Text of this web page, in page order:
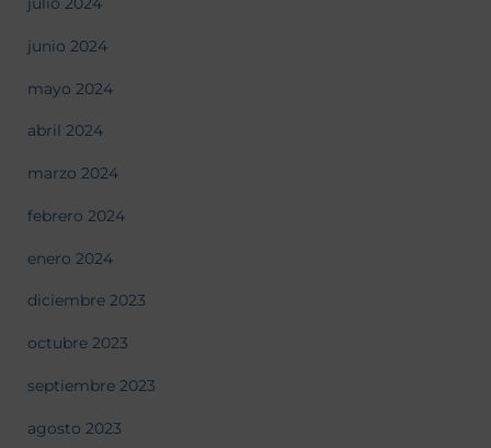
junio 2024
mayo 2024
abril 2024
marzo 2024
febrero 2024
enero 2024
diciembre 2023
octubre 2023
septiembre 2023
agosto 2023